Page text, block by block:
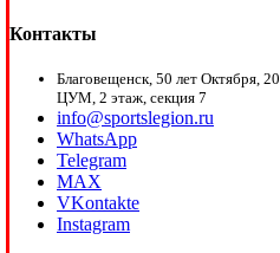
Контакты
Благовещенск, 50 лет Октября, 20
ЦУМ, 2 этаж, секция 7
info@sportslegion.ru
WhatsApp
Telegram
MAX
VKontakte
Instagram